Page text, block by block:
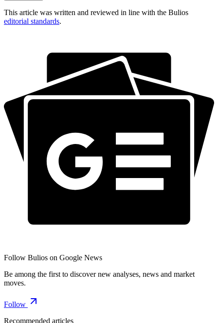
This article was written and reviewed in line with the Bulios
editorial standards.
Follow Bulios on Google News
Be among the first to discover new analyses, news and market
moves.
Follow
Recommended articles